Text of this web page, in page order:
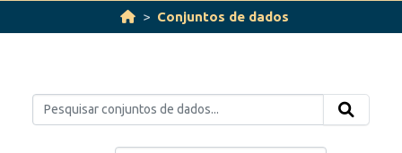
Conjuntos de dados